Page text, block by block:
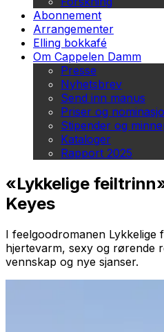
Abonnement
Arrangementer
Elling bokkafé
Om Cappelen Damm
Presse
Nyhetsbrev
Send inn manus
Priser og
Stipender og
Kataloger
Rapport 2025
«Lykkelige
Keyes
I feelgoodromanen Lykkelige
hjertevarm, sexy og rørende
vennskap og nye sjanser.